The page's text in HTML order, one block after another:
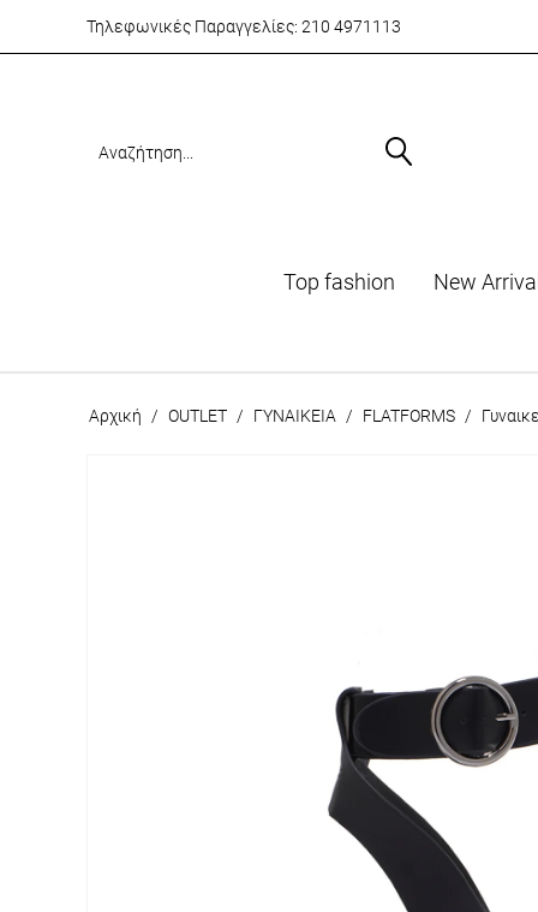
Τηλεφωνικές Παραγγελίες: 210 4971113
Top fashion Νew
Αρχική / OUTLET / ΓΥΝΑΙΚΕΙΑ / FLATFORMS /